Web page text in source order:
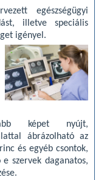
egészségügyi
illetve speciális
igényel.
képet nyújt,
ábrázolható az
és egyéb csontok,
szervek daganatos,